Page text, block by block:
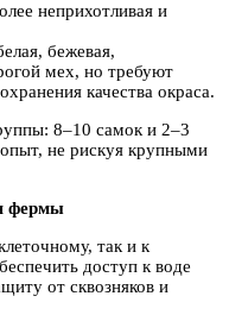
неприхотливая и
бежевая,
мех, но требуют
качества окраса.
8–10 самок и 2–3
не рискуя крупными
фермы
так и к
доступ к воде
от сквозняков и